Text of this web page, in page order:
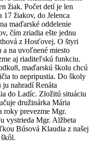
žiak. Počet detí je len
žiakov, do Jelenca
maďarské oddelenie
čím zriadia ešte jednu
z Hosťovej. O štyri
a na uvoľnené miesto
aj riaditeľskú funkciu.
maďarskú školu chcú
to nepripustia. Do školy
nahradí Renáta
do Ladíc. Zložitú situáciu
družinárka Mária
roky prevezme Mgr.
vystrieda Mgr. Alžbeta
Búsová Klaudia z našej